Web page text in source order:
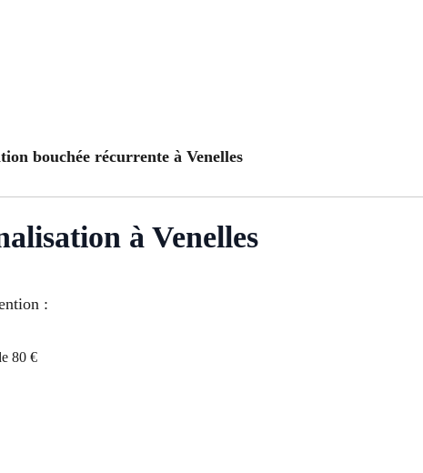
bouchée récurrente à Venelles
à Venelles
:
80 €